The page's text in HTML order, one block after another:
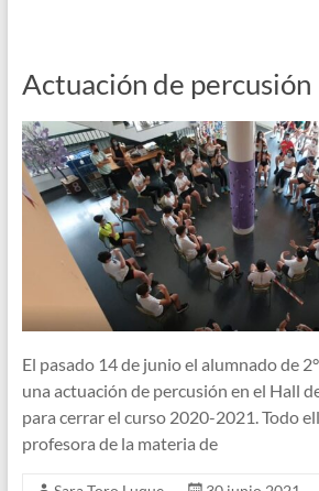
Actuación de percusión
El pasado 14 de junio el alumnado de
una actuación de percusión en el Hall
para cerrar el curso 2020-2021. Todo
profesora de la materia de